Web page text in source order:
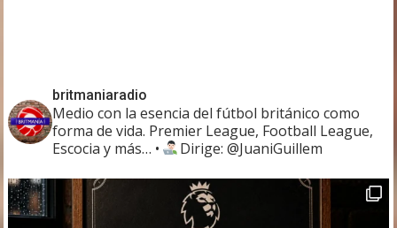
britmaniaradio
Medio con la esencia del fútbol británico como
forma de vida. Premier League, Football League,
Escocia y más… • Dirige: @JuaniGuillem